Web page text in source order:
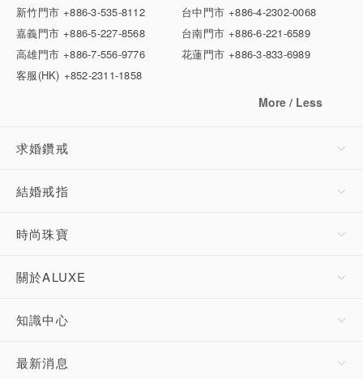
新竹門市 +886-3-535-8112 台中門市 +886-4-2302-0068
嘉義門市 +886-5-227-8568 台南門市 +886-6-221-6589
高雄門市 +886-7-556-9776 花蓮門市 +886-3-833-6989
客服(HK) +852-2311-1858
More / Less
求婚鑽戒
結婚戒指
時尚珠寶
關於ALUXE
知識中心
最新消息